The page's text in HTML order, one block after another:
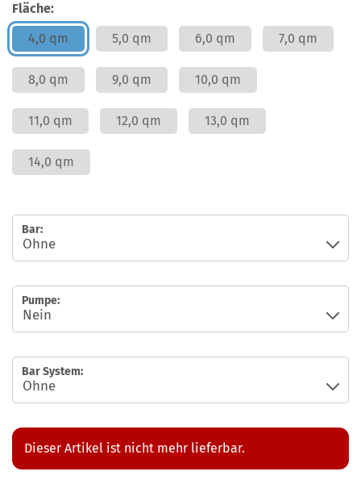
Fläche:
4,0 qm
5,0 qm 6,0 qm 7,0 qm
8,0 qm 9,0 qm 10,0 qm
11,0 qm 12,0 qm 13,0 qm
14,0 qm
Bar:
Pumpe:
Bar System:
Dieser Artikel ist nicht mehr lieferbar.